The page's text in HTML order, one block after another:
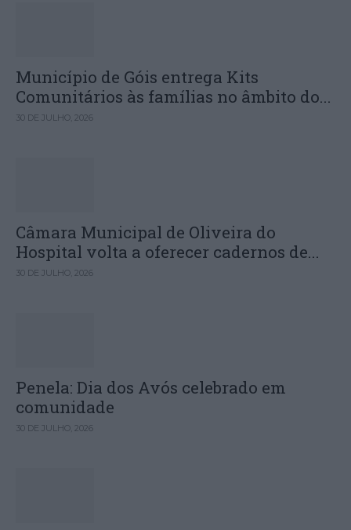
Município de Góis entrega Kits
Comunitários às famílias no âmbito do...
30 DE JULHO, 2026
Câmara Municipal de Oliveira do
Hospital volta a oferecer cadernos de...
30 DE JULHO, 2026
Penela: Dia dos Avós celebrado em
comunidade
30 DE JULHO, 2026